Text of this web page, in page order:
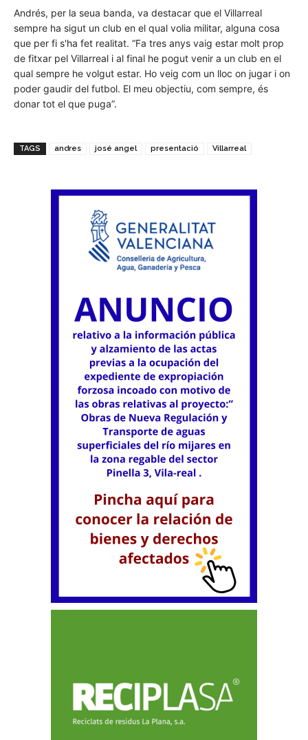
Andrés, per la seua banda, va destacar que el Villarreal
sempre ha sigut un club en el qual volia militar, alguna cosa
que per fi s'ha fet realitat. “Fa tres anys vaig estar molt prop
de fitxar pel Villarreal i al final he pogut venir a un club en el
qual sempre he volgut estar. Ho veig com un lloc on jugar i on
poder gaudir del futbol. El meu objectiu, com sempre, és
donar tot el que puga”.
TAGS andres josé angel presentació Villarreal